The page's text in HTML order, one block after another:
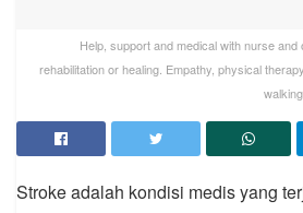
Help, support and medical with nurse and
rehabilitation or healing. Empathy, physical
Stroke adalah kondisi medis yang